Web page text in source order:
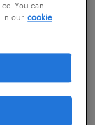
You can
in our cookie